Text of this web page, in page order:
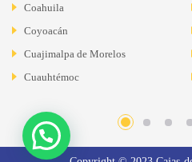
Coahuila
Coyoacán
Cuajimalpa de Morelos
Cuauhtémoc